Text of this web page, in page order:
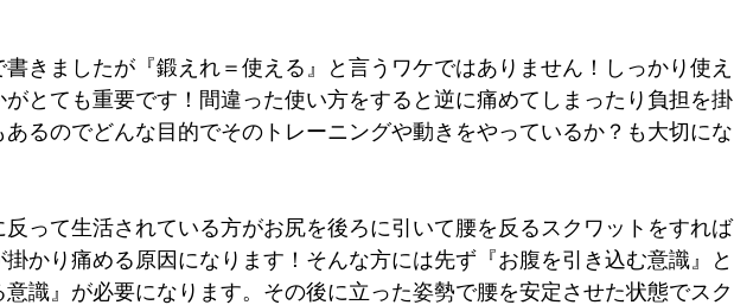
きましたが『鍛えれ＝使える』と言うワケではありません！しっかり使え
がとても重要です！間違った使い方をすると逆に痛めてしまったり負担を掛
あるのでどんな目的でそのトレーニングや動きをやっているか？も大切にな
反って生活されている方がお尻を後ろに引いて腰を反るスクワットをすれば
掛かり痛める原因になります！そんな方には先ず『お腹を引き込む意識』と
意識』が必要になります。その後に立った姿勢で腰を安定させた状態でスク